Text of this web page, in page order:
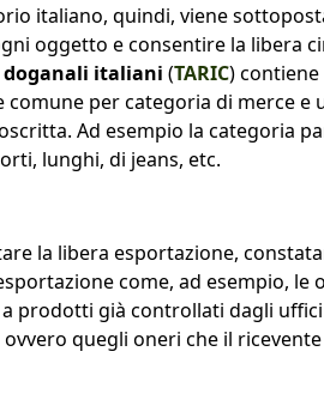
italiano, quindi, viene
oggetto e consentire la libera
italiani (TARIC)
per categoria di merce
Ad esempio la categoria
lunghi, di jeans, etc.
la libera esportazione,
come, ad esempio, le
prodotti già controllati dagli
quegli oneri che il